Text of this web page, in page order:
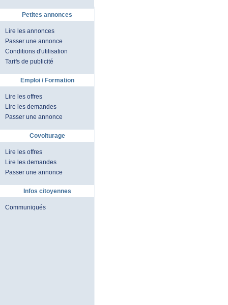
Petites annonces
Lire les annonces
Passer une annonce
Conditions d'utilisation
Tarifs de publicité
Emploi / Formation
Lire les offres
Lire les demandes
Passer une annonce
Covoiturage
Lire les offres
Lire les demandes
Passer une annonce
Infos citoyennes
Communiqués